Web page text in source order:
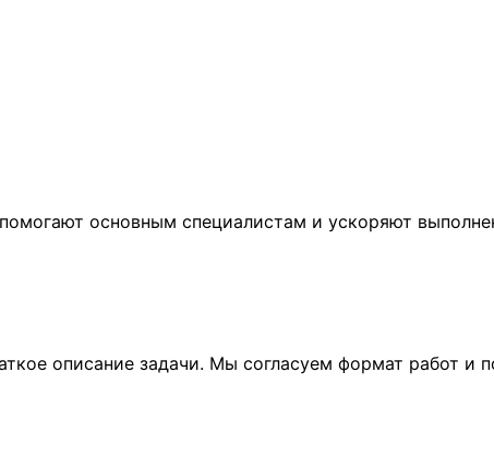
основным специалистам и ускоряют
описание задачи. Мы согласуем формат работ и